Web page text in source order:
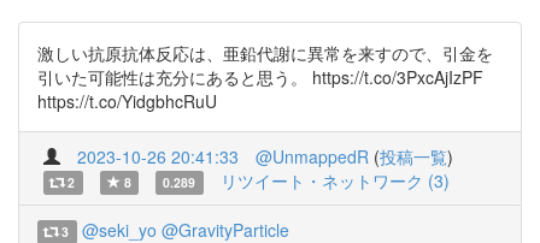
激しい抗原抗体反応は、亜鉛代謝に異常を来すので、引金を
引いた可能性は充分にあると思う。 https://t.co/3PxcAjIzPF
https://t.co/YidgbhcRuU
2023-10-26 20:41:33 @UnmappedR (投稿一覧)
2 8 0.289 リツイート・ネットワーク (3)
3 @seki_yo @GravityParticle